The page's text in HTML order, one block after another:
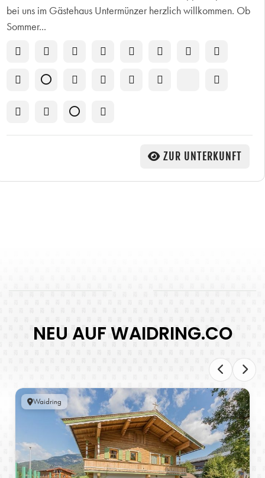
bei uns im Gästehaus Untermünzer herzlich willkommen. Ob
Sommer...
ZUR UNTERKUNFT
NEU AUF WAIDRING.CO
Waidring